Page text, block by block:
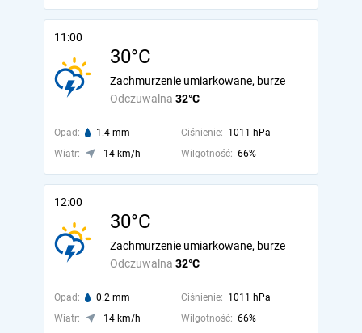
11:00
30°C
Odczuwalna 32°C
Zachmurzenie umiarkowane, burze
Opad: 1.4 mm Ciśnienie: 1011 hPa
Wiatr:
14 km/h Wilgotność: 66%
12:00
30°C
Odczuwalna 32°C
Zachmurzenie umiarkowane, burze
Opad: 0.2 mm Ciśnienie: 1011 hPa
Wiatr:
14 km/h Wilgotność: 66%